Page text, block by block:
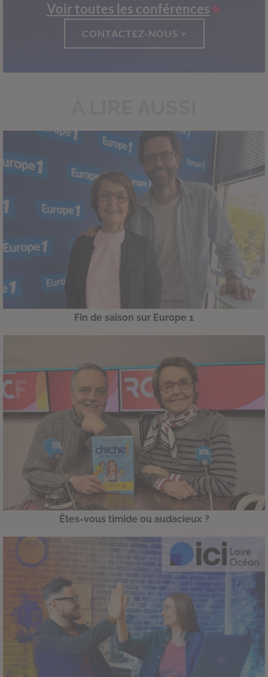
Voir toutes les conférences
CONTACTEZ-NOUS >
Fin de saison sur Europe 1
Êtes-vous timide ou audacieux ?